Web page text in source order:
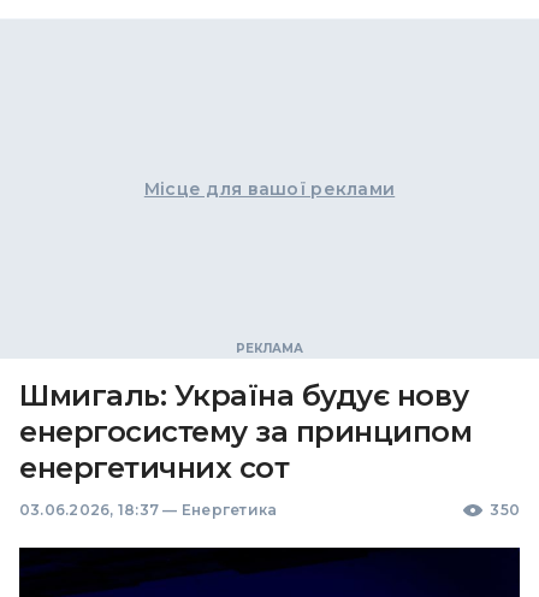
Місце для вашої реклами
Шмигаль: Україна будує нову
енергосистему за принципом
енергетичних сот
03.06.2026, 18:37 — Енергетика 350